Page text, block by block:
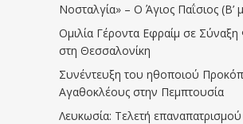
Νοσταλγία» – Ο Άγιος Παΐσιος (Β’
Ομιλία Γέροντα Εφραίμ σε Σύναξη
στη Θεσσαλονίκη
Συνέντευξη του ηθοποιού
Αγαθοκλέους στην Πεμπτουσία
Λευκωσία: Τελετή επαναπατρισμού